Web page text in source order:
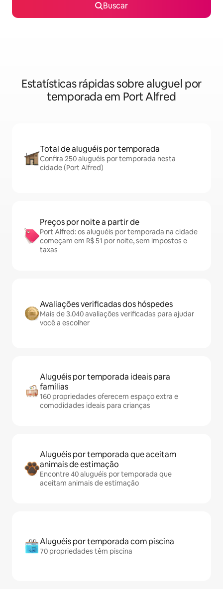
Buscar
Estatísticas rápidas sobre aluguel por
temporada em Port Alfred
Total de aluguéis por temporada
Confira 250 aluguéis por temporada nesta
cidade (Port Alfred)
Preços por noite a partir de
Port Alfred: os aluguéis por temporada na cidade
começam em R$ 51 por noite, sem impostos e
taxas
Avaliações verificadas dos hóspedes
Mais de 3.040 avaliações verificadas para ajudar
você a escolher
Aluguéis por temporada ideais para
famílias
160 propriedades oferecem espaço extra e
comodidades ideais para crianças
Aluguéis por temporada que aceitam
animais de estimação
Encontre 40 aluguéis por temporada que
aceitam animais de estimação
Aluguéis por temporada com piscina
70 propriedades têm piscina